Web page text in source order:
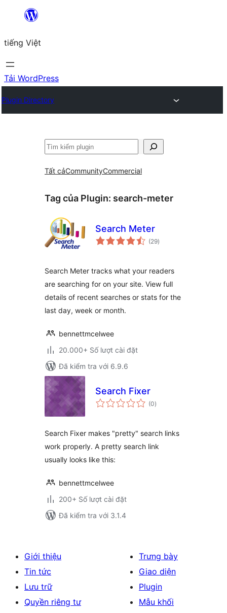
Chuyển
phần
nội
dung
tiếng Việt
Tải WordPress
Plugin Directory
Tìm
Tất cảCommunityCommercial
Tag của Plugin: search-meter
Search Meter
(29tổng
đánh
)
Search Meter tracks what your readers
are searching for on your site. View full
details of recent searches or stats for the
last day, week or month.
bennettmcelwee
20.000+ Số lượt cài đặt
Đã kiểm tra với 6.9.6
Search Fixer
(0tổng
đánh
)
Search Fixer makes "pretty" search links
work properly. A pretty search link
usually looks like this:
bennettmcelwee
200+ Số lượt cài đặt
Đã kiểm tra với 3.1.4
Giới thiệu
Tin tức
Lưu trữ
Quyền riêng tư
Trưng bày
Giao diện
Plugin
Mẫu khối